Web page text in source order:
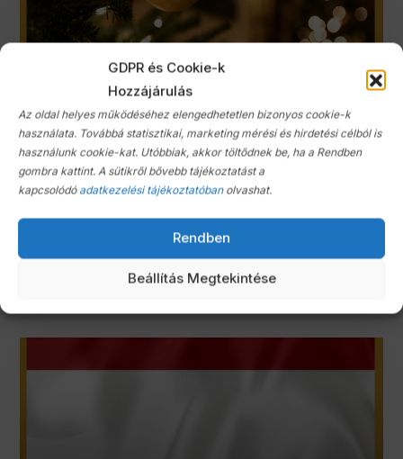
GDPR és Cookie-k
Hozzájárulás
Az oldal helyes működéséhez elengedhetetlen bizonyos cookie-k
használata. Továbbá statisztikai, marketing mérési és hirdetési célból is
használunk cookie-kat. Utóbbiak, akkor töltődnek be, ha a Rendben
gombra kattint. A sütikről bővebb tájékoztatást a
kapcsolódó adatkezelési tájékoztatóbanolvashat.
Rendben
Beállítás Megtekintése
KGYD autóház Ünnepi nyitvatartás
december 10, 2025